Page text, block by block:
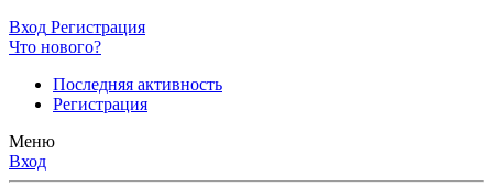
Вход Регистрация
Что нового?
Последняя активность
Регистрация
Меню
Вход